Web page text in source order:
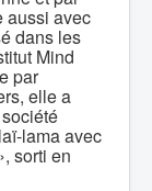
aussi avec
dans les
Mind
par
elle a
lama avec
sorti en